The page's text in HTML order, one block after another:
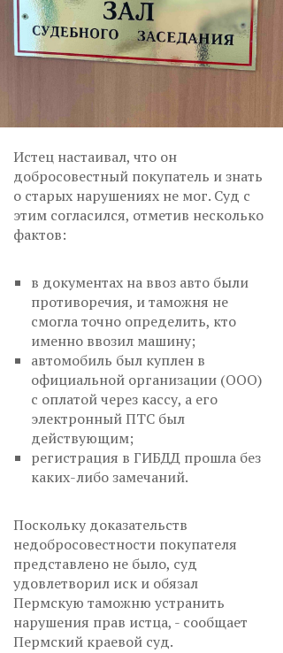
Истец настаивал, что он
добросовестный покупатель и знать
о старых нарушениях не мог. Суд с
этим согласился, отметив несколько
фактов:
в документах на ввоз авто были
противоречия, и таможня не
смогла точно определить, кто
именно ввозил машину;
автомобиль был куплен в
официальной организации (ООО)
с оплатой через кассу, а его
электронный ПТС был
действующим;
регистрация в ГИБДД прошла без
каких-либо замечаний.
Поскольку доказательств
недобросовестности покупателя
представлено не было, суд
удовлетворил иск и обязал
Пермскую таможню устранить
нарушения прав истца, - сообщает
Пермский краевой суд.